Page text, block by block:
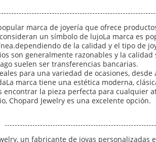
marca de joyería que ofrece
un símbolo de lujoLa marca es
de la calidad y el tipo de
son generalmente razonables y la
suelen ser transferencias bancarias.
para una variedad de ocasiones,
marca tiene una estética moderna,
la pieza perfecta para cualquier
Chopard Jewelry es una excelente opción.
un fabricante de joyas